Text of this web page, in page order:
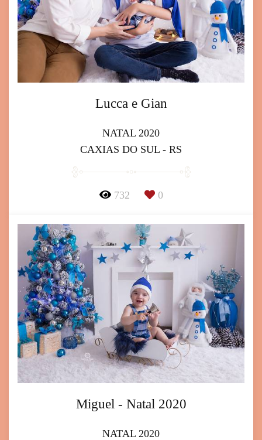
Lucca e Gian
NATAL 2020
CAXIAS DO SUL - RS
732 0
Miguel - Natal 2020
NATAL 2020